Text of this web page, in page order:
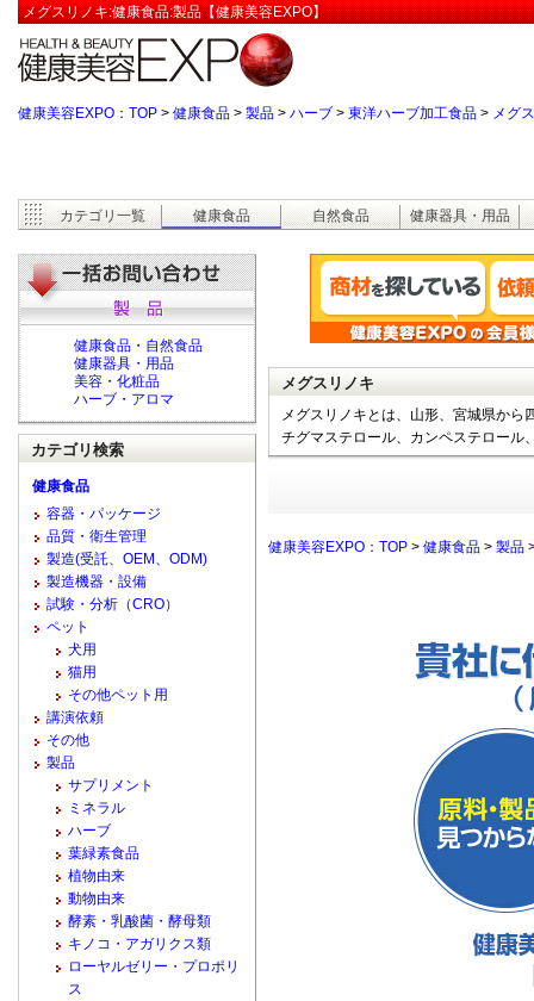
メグスリノキ:健康食品:製品【健康美容EXPO】
健康美容EXPO：TOP > 健康食品 > 製品 > ハーブ > 東洋ハーブ加工食品 > メグ
カテゴリ一覧 健康食品 自然食品 健康器具・用品
メグスリノキ
メグスリノキとは、山形、宮城県か
チグマステロール、カンペステロール
健康美容EXPO：TOP > 健康食品 > 製品
健康食品・自然食品
健康器具・用品
美容・化粧品
ハーブ・アロマ
カテゴリ検索
健康食品
容器・パッケージ
品質・衛生管理
製造(受託、OEM、ODM)
製造機器・設備
試験・分析（CRO）
ペット
犬用
猫用
その他ペット用
講演依頼
その他
製品
サプリメント
ミネラル
ハーブ
葉緑素食品
植物由来
動物由来
酵素・乳酸菌・酵母類
キノコ・アガリクス類
ローヤルゼリー・プロポリ
ス